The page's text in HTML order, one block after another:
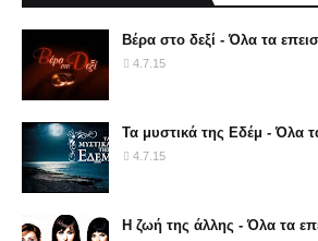
Βέρα στο δεξί - Όλα τα
4.7.15
Τα μυστικά της Εδέμ - Όλα
4.7.15
Η ζωή της άλλης - Όλα τα